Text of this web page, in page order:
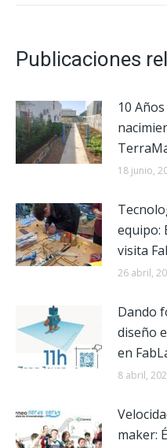
Publicaciones
10
18 junio,
equipo:
visita
26 abril,
Dando
diseño
en
8 abril,
maker: